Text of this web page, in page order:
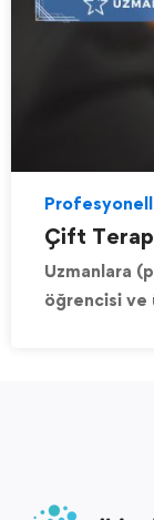
Çift
Uzmanlara
öğrencisi ve